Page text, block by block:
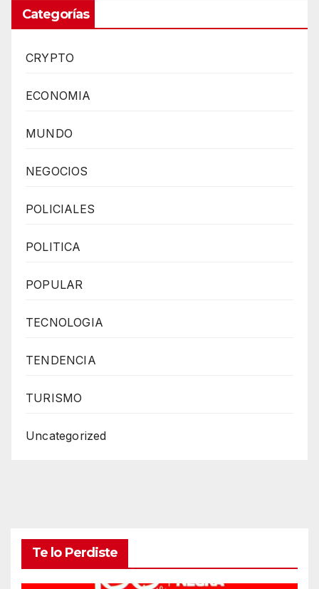
Categorías
CRYPTO
ECONOMIA
MUNDO
NEGOCIOS
POLICIALES
POLITICA
POPULAR
TECNOLOGIA
TENDENCIA
TURISMO
Uncategorized
Te lo Perdiste